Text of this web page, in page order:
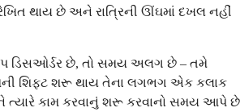
થાય છે અને રાત્રિની ઊંઘમાં દખલ નહીં
ડિસઓર્ડર છે, તો સમય અલગ છે – તમે
શિફ્ટ શરૂ થાય તેના લગભગ એક કલાક
ત્યારે કામ કરવાનું શરૂ કરવાનો સમય આપે છે